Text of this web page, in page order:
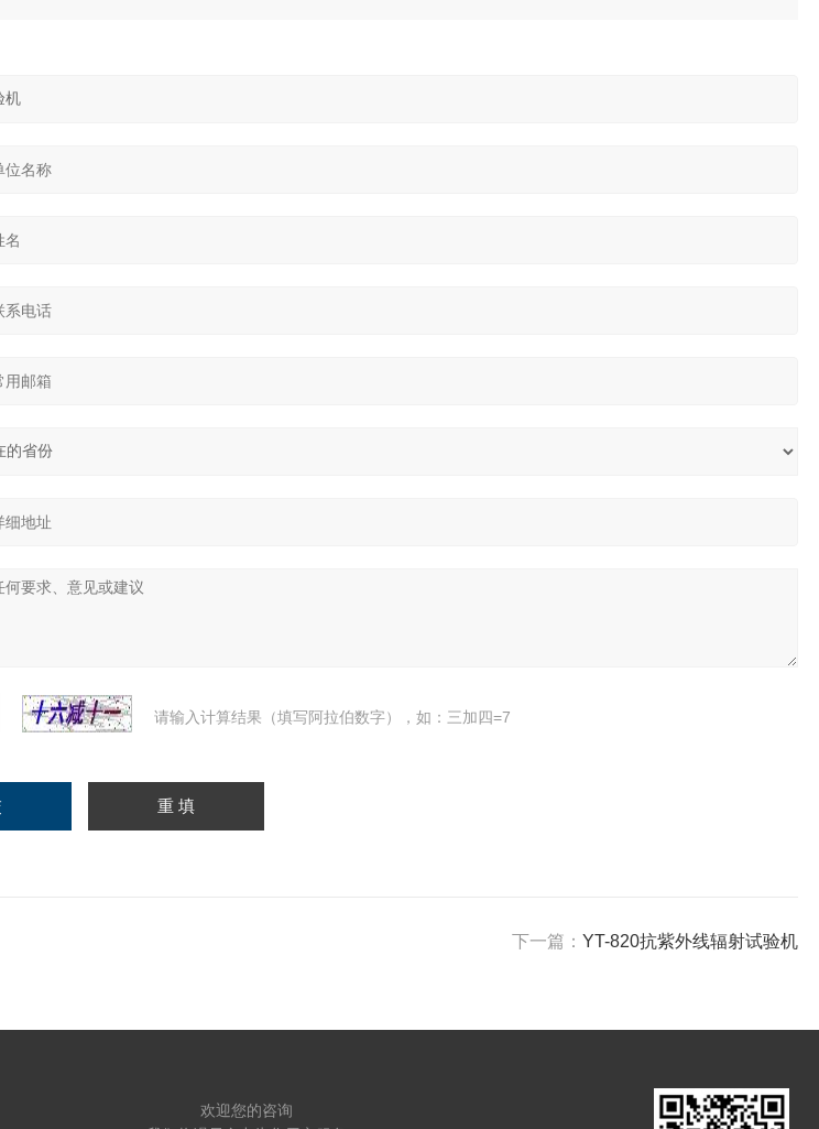
请输入计算结果（填写阿拉伯数字），如：三加四=7
下一篇： YT-820抗紫外线辐射试验机
欢迎您的咨询